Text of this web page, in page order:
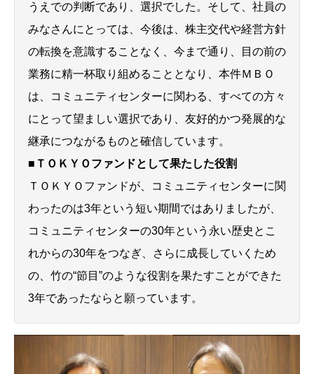
うえでの判断であり、選択でした。そして、社員の
みなさんにとっては、今後は、株主交代や経営方針
の転換を意識することなく、今まで通り、目の前の
業務に精一杯取り組めることとなり、本件ＭＢＯ
は、コミュニティセンターに関わる、すべての方々
にとって望ましい選択であり、友好的かつ発展的な
継承につながるものと確信しています。
■ＴＯＫＹＯファンドとして果たした役割
ＴＯＫＹＯファンドが、コミュニティセンターに関
わったのは3年という短い期間ではありましたが、
コミュニティセンターの30年という永い歴史とこ
れからの30年をつなぎ、さらに成長していくため
の、竹の“節目”のような役割を果たすことができた
3年であったならと願っています。